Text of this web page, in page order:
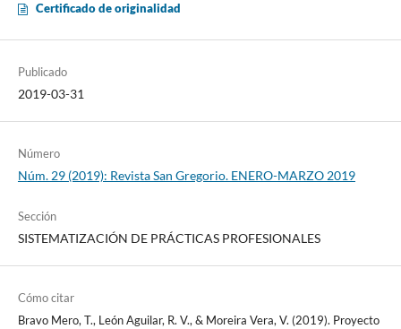
Certificado de originalidad
Publicado
2019-03-31
Número
Núm. 29 (2019): Revista San Gregorio. ENERO-MARZO 2019
Sección
SISTEMATIZACIÓN DE PRÁCTICAS PROFESIONALES
Cómo citar
Bravo Mero, T., León Aguilar, R. V., & Moreira Vera, V. (2019). Proyecto